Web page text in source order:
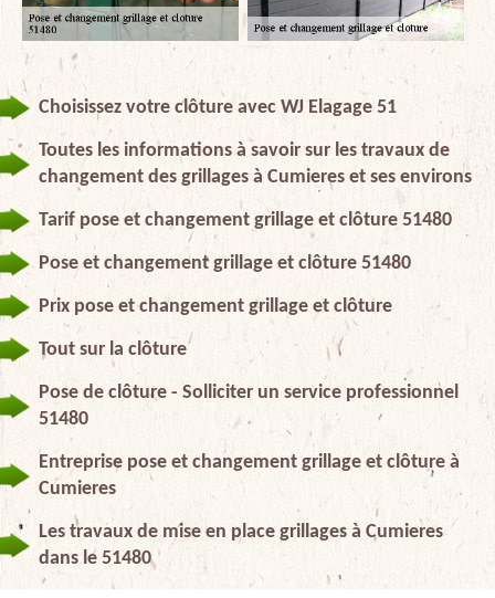
Choisissez votre clôture avec WJ Elagage 51
Toutes les informations à savoir sur les travaux de
changement des grillages à Cumieres et ses environs
Tarif pose et changement grillage et clôture 51480
Pose et changement grillage et clôture 51480
Prix pose et changement grillage et clôture
Tout sur la clôture
Pose de clôture - Solliciter un service professionnel
51480
Entreprise pose et changement grillage et clôture à
Cumieres
Les travaux de mise en place grillages à Cumieres
dans le 51480